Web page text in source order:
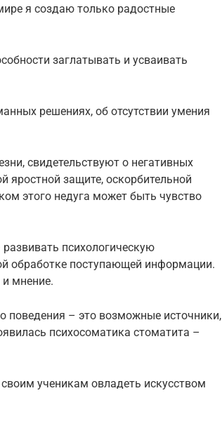
я создаю только радостные
заглатывать и усваивать
решениях, об отсутствии умения
свидетельствуют о негативных
яростной защите, оскорбительной
этого недуга может быть чувство
психологическую
обработке поступающей информации.
и мнение.
поведения – это возможные источники,
психосоматика стоматита –
ученикам овладеть искусством